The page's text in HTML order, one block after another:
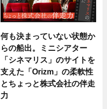
何も決まっていない状態か
らの船出。ミニシアター
「シネマリス」のサイトを
支えた「Orizm」の柔軟性
とちょっと株式会社の伴走
力